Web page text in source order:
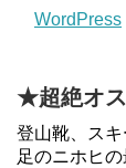
WordPress
★超絶オ
登山靴、ス
足のニホヒ